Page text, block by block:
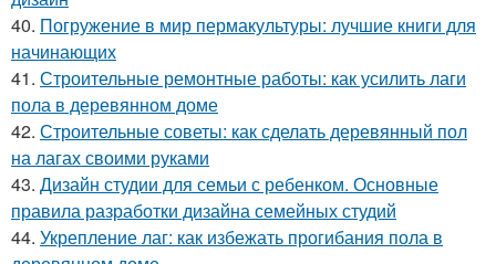
40. Погружение в мир пермакультуры: лучшие книги для
начинающих
41. Строительные ремонтные работы: как усилить лаги
пола в деревянном доме
42. Строительные советы: как сделать деревянный пол
на лагах своими руками
43. Дизайн студии для семьи с ребенком. Основные
правила разработки дизайна семейных студий
44. Укрепление лаг: как избежать прогибания пола в